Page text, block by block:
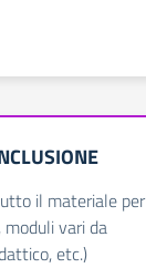
il materiale per
moduli vari da
etc.)